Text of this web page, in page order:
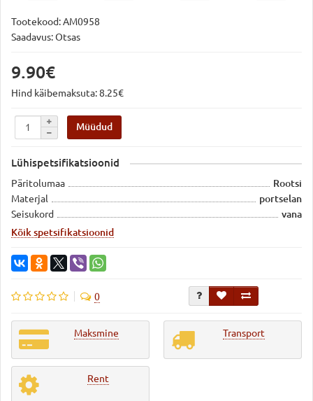
Tootekood:AM0958
Saadavus: Otsas
9.90€
Hind käibemaksuta: 8.25€
Müüdud
Lühispetsifikatsioonid
Päritolumaa
Rootsi
Materjal
portselan
Seisukord
vana
Kõik spetsifikatsioonid
0
Maksmine Transport
Rent